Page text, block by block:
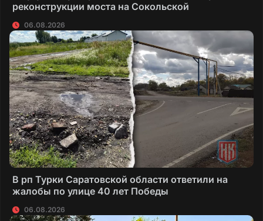
реконструкции моста на Сокольской
06.08.2026
В рп Турки Саратовской области ответили на
жалобы по улице 40 лет Победы
06.08.2026